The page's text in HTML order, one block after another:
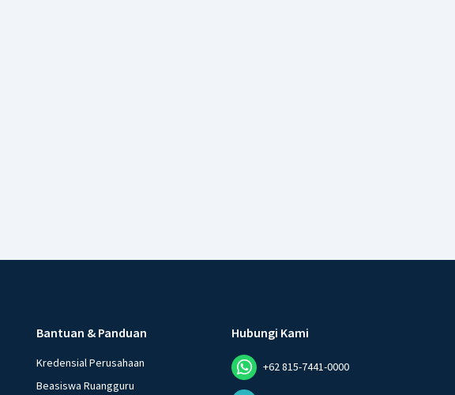
Bantuan & Panduan
Kredensial Perusahaan
Beasiswa Ruangguru
Hubungi Kami
+62 815-7441-0000